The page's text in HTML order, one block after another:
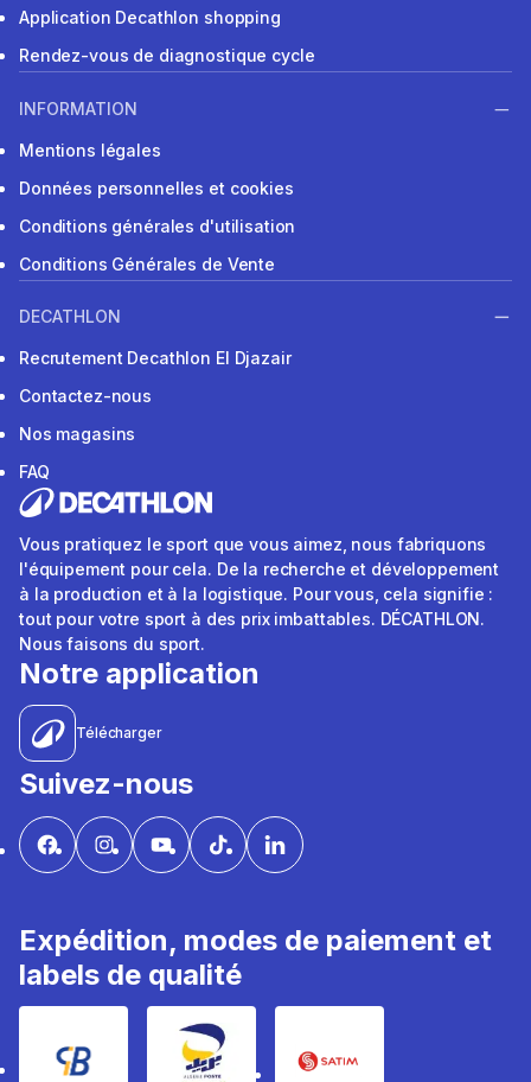
Application Decathlon shopping
Rendez-vous de diagnostique cycle
INFORMATION
Mentions légales
Données personnelles et cookies
Conditions générales d'utilisation
Conditions Générales de Vente
DECATHLON
Recrutement Decathlon El Djazair
Contactez-nous
Nos magasins
FAQ
Vous pratiquez le sport que vous aimez, nous fabriquons
l'équipement pour cela. De la recherche et développement
à la production et à la logistique. Pour vous, cela signifie :
tout pour votre sport à des prix imbattables. DÉCATHLON.
Nous faisons du sport.
Notre application
Télécharger
Suivez-nous
Expédition, modes de paiement et
labels de qualité